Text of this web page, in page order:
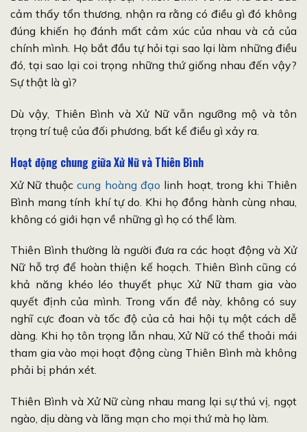
cảm thấy tổn thương, nhận ra rằng có điều gì đó không
đúng khiến họ đánh mất cảm xúc của nhau và cả của
chính mình. Họ bắt đầu tự hỏi tại sao lại làm những điều
đó, tại sao lại coi trọng những thứ giống nhau đến vậy?
Sự thật là gì?
Dù vậy, Thiên Bình và Xử Nữ vẫn ngưỡng mộ và tôn
trọng trí tuệ của đối phương, bất kể điều gì xảy ra.
Hoạt động chung giữa Xử Nữ và Thiên Bình
Xử Nữ thuộccung hoàng đạo linh hoạt, trong khi Thiên
Bình mang tính khí tự do. Khi họ đồng hành cùng nhau,
không có giới hạn về những gì họ có thể làm.
Thiên Bình thường là người đưa ra các hoạt động và Xử
Nữ hỗ trợ để hoàn thiện kế hoạch. Thiên Bình cũng có
khả năng khéo léo thuyết phục Xử Nữ tham gia vào
quyết định của mình. Trong vấn đề này, không có suy
nghĩ cực đoan và tốc độ của cả hai hội tụ một cách dễ
dàng. Khi họ tôn trọng lẫn nhau, Xử Nữ có thể thoải mái
tham gia vào mọi hoạt động cùng Thiên Bình mà không
phải bị phán xét.
Thiên Bình và Xử Nữ cùng nhau mang lại sự thú vị, ngọt
ngào, dịu dàng và lãng mạn cho mọi thứ mà họ làm.